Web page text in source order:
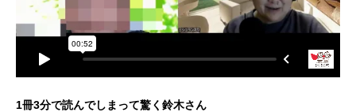
1冊3分で読んでしまって驚く鈴木さん